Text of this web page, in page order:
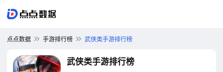
点点数据 手游排行榜 武侠类手游排行榜
武侠类手游排行榜